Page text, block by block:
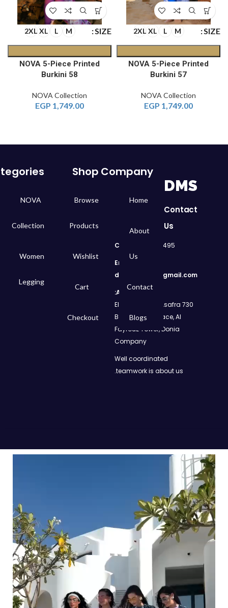
SIZE
M
L
XL
2XL
NOVA 5-Piece Printed
Burkini 57
NOVA Collection
1,749.00
EGP
SIZE
M
L
XL
2XL
NOVA 5-Piece Printed
Burkini 58
NOVA Collection
1,749.00
EGP
DMS
Contact
Us
Call
: 01050299495
Email:
dms.retail98@gmail.com
Address:
730 El Geish Road, Asafra
Bahri, Elizeh Palace, Al
Fayrouz Tower, Donia
Company
Well coordinated
teamwork is about us.
Company
Home
About
Us
Contact
Blogs
Shop
Browse
Products
Wishlist
Cart
Checkout
NOVA
Collection
Women
Legging